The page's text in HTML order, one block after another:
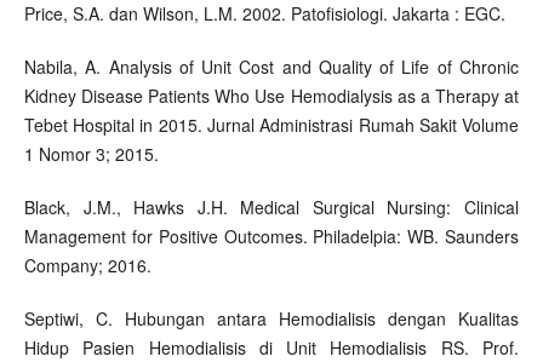
Price, S.A. dan Wilson, L.M. 2002. Patofisiologi. Jakarta : EGC.
Nabila, A. Analysis of Unit Cost and Quality of Life of Chronic
Kidney Disease Patients Who Use Hemodialysis as a Therapy at
Tebet Hospital in 2015. Jurnal Administrasi Rumah Sakit Volume
1 Nomor 3; 2015.
Black, J.M., Hawks J.H. Medical Surgical Nursing: Clinical
Management for Positive Outcomes. Philadelpia: WB. Saunders
Company; 2016.
Septiwi, C. Hubungan antara Hemodialisis dengan Kualitas
Hidup Pasien Hemodialisis di Unit Hemodialisis RS. Prof.